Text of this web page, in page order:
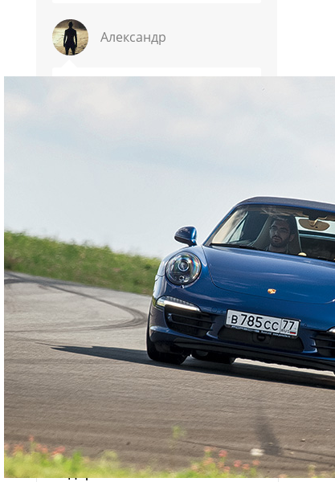
такое слово …
Александр
разгром, кроме вместимости
салона и предельной динамики.
Но китаефилам, как обычно, хоть
ссы в глаза.
Наша экспертиза
подержанных автомобилей